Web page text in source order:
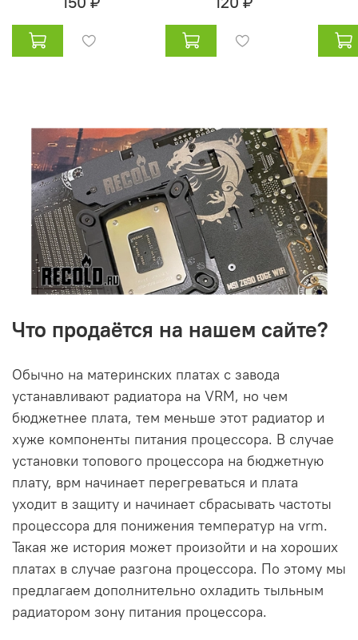
Что продаётся на нашем сайте?
Обычно на материнских платах с завода
устанавливают радиатора на VRM, но чем
бюджетнее плата, тем меньше этот радиатор и
хуже компоненты питания процессора. В случае
установки топового процессора на бюджетную
плату, врм начинает перегреваться и плата
уходит в защиту и начинает сбрасывать частоты
процессора для понижения температур на vrm.
Такая же история может произойти и на хороших
платах в случае разгона процессора. По этому мы
предлагаем дополнительно охладить тыльным
радиатором зону питания процессора.